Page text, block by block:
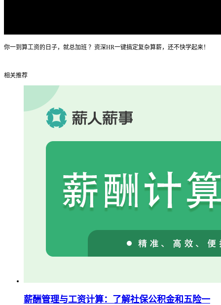
你一到算工资的日子，就总加班 ？资深HR一键搞定复杂算薪，还不快学起来！
相关推荐
薪酬管理与工资计算：了解社保公积金和五险一